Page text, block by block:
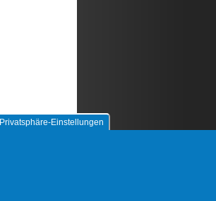
Privatsphäre-Einstellungen